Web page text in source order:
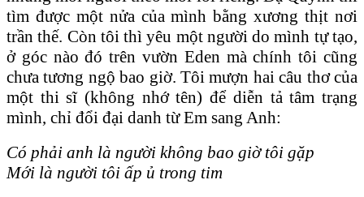
tìm được một nửa của mình bằng xương thịt nơi
trần thế. Còn tôi thì yêu một người do mình tự tạo,
ở góc nào đó trên vườn Eden mà chính tôi cũng
chưa tương ngộ bao giờ. Tôi mượn hai câu thơ của
một thi sĩ (không nhớ tên) để diễn tả tâm trạng
mình, chỉ đổi đại danh từ Em sang Anh:
Có phải anh là người không bao giờ tôi gặp
Mới là người tôi ấp ủ trong tim